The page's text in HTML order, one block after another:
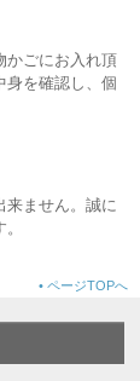
かごにお入れ頂
身を確認し、個
来ません。誠に
• ページTOPへ